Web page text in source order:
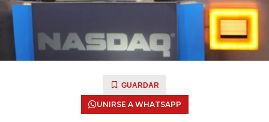
GUARDAR
UNIRSE A WHATSAPP